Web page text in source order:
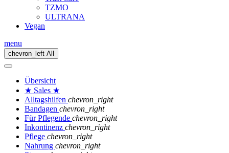
TZMO
ULTRANA
Vegan
menu
chevron_left All
Übersicht
★ Sales ★
Alltagshilfen chevron_right
Bandagen chevron_right
Für Pflegende chevron_right
Inkontinenz chevron_right
Pflege chevron_right
Nahrung chevron_right